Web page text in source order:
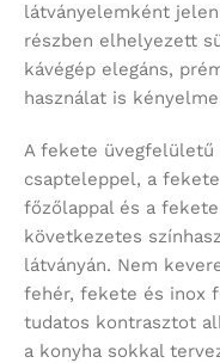
látványelemként
részben elhelyezett
kávégép elegáns,
használat is
A fekete üvegfelületű
csapteleppel, a
főzőlappal és a
következetes
látványán. Nem
fehér, fekete és inox
tudatos kontrasztot
a konyha sokkal